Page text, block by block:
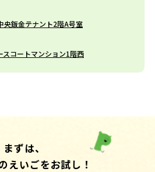
央鈑金テナント2階A号室
コートマンション1階西
まずは、
えいごをお試し！